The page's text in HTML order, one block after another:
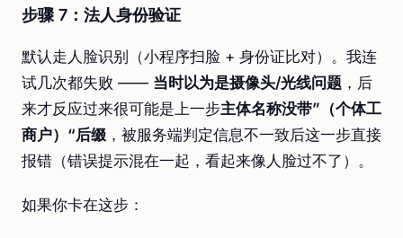
步骤 7：法人身份验证
默认走人脸识别（小程序扫脸 + 身份证比对）。我连
试几次都失败 —— 当时以为是摄像头/光线问题 ，后
来才反应过来很可能是上一步主体名称没带”（个体工
商户）“后缀 ，被服务端判定信息不一致后这一步直接
报错（错误提示混在一起，看起来像人脸过不了）。
如果你卡在这步：